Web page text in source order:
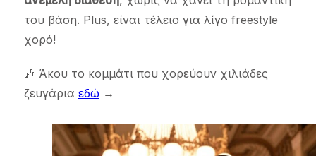
του βάση. Plus, είναι τέλειο για λίγο freestyle
χορό!
🎶 Άκου το κομμάτι που χορεύουν χιλιάδες
ζευγάρια εδώ →